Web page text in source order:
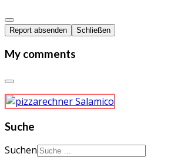
Report absenden Schließen
My comments
Suche
Suchen